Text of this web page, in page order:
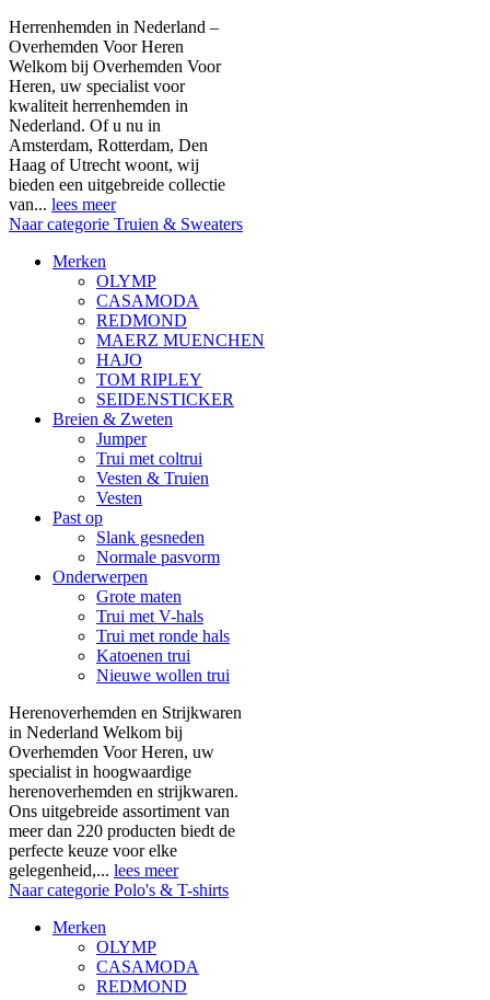
Herrenhemden in Nederland –
Overhemden Voor Heren
Welkom bij Overhemden Voor
Heren, uw specialist voor
kwaliteit herrenhemden in
Nederland. Of u nu in
Amsterdam, Rotterdam, Den
Haag of Utrecht woont, wij
bieden een uitgebreide collectie
van... lees meer
Naar categorie Truien & Sweaters
Merken
OLYMP
CASAMODA
REDMOND
MAERZ MUENCHEN
HAJO
TOM RIPLEY
SEIDENSTICKER
Breien & Zweten
Jumper
Trui met coltrui
Vesten & Truien
Vesten
Past op
Slank gesneden
Normale pasvorm
Onderwerpen
Grote maten
Trui met V-hals
Trui met ronde hals
Katoenen trui
Nieuwe wollen trui
Herenoverhemden en Strijkwaren
in Nederland Welkom bij
Overhemden Voor Heren, uw
specialist in hoogwaardige
herenoverhemden en strijkwaren.
Ons uitgebreide assortiment van
meer dan 220 producten biedt de
perfecte keuze voor elke
gelegenheid,... lees meer
Naar categorie Polo's & T-shirts
Merken
OLYMP
CASAMODA
REDMOND